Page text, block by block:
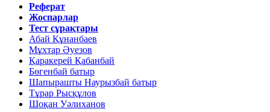
Реферат
Жоспарлар
Тест сұрақтары
Абай Құнанбаев
Мұхтар Әуезов
Қаракерей Қабанбай
Бөгенбай батыр
Шапырашты Наурызбай батыр
Тұрар Рысқұлов
Шоқан Уәлиханов